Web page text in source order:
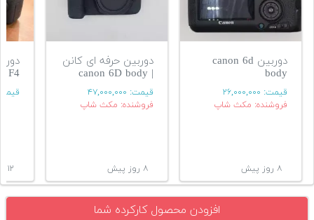
دوربین canon 6d
body
قیمت: ۲۶,۰۰۰,۰۰۰
فروشنده: مکث شاپ
۸ روز پیش
دوربین حرفه ای کانن
| canon 6D body
قیمت: ۴۷,۰۰۰,۰۰۰
فروشنده: مکث شاپ
۸ روز پیش
F4
۱۲ روز پیش
افزودن محصول کارکرده شما